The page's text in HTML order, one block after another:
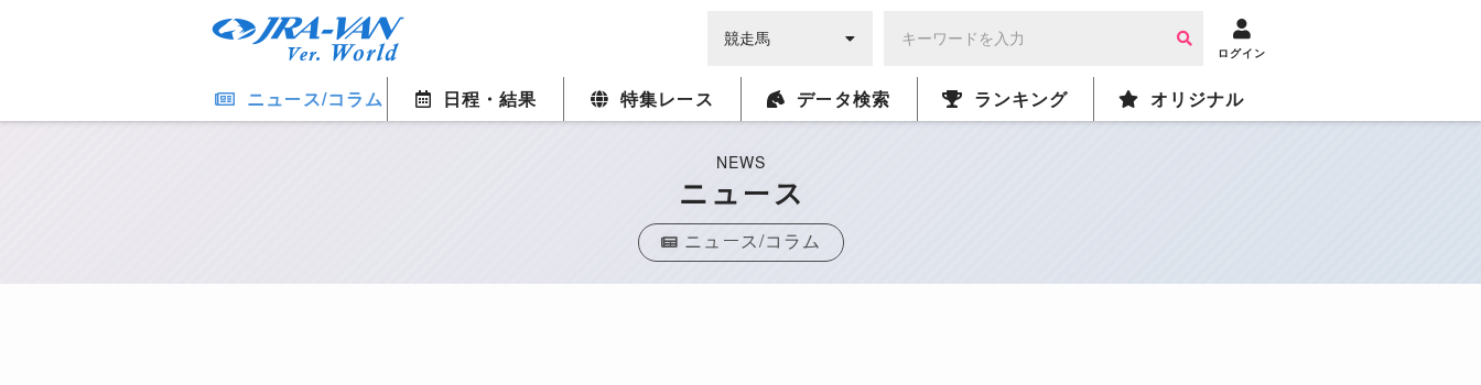
ログイン
ニュース/コラム 日程・結果 特集レース データ検索 ランキング オリジナル
NEWS
ニュース
ニュース/コラム